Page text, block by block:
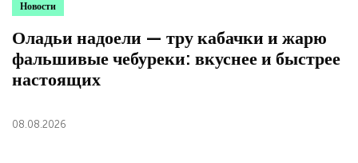
Новости
Оладьи надоели — тру кабачки и жарю
фальшивые чебуреки: вкуснее и быстрее
настоящих
08.08.2026